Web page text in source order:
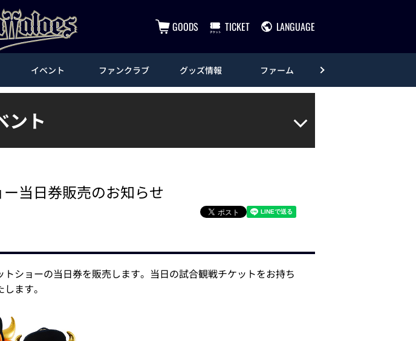
GOODS TICKET LANGUAGE
イベント ファンクラブ グッズ情報 ファーム
ント
当日券販売のお知らせ
ショーの当日券を販売します。当日の試合観戦チケットをお持ち
ます。